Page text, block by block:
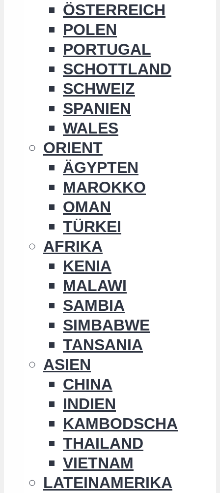
ÖSTERREICH
POLEN
PORTUGAL
SCHOTTLAND
SCHWEIZ
SPANIEN
WALES
ORIENT
ÄGYPTEN
MAROKKO
OMAN
TÜRKEI
AFRIKA
KENIA
MALAWI
SAMBIA
SIMBABWE
TANSANIA
ASIEN
CHINA
INDIEN
KAMBODSCHA
THAILAND
VIETNAM
LATEINAMERIKA